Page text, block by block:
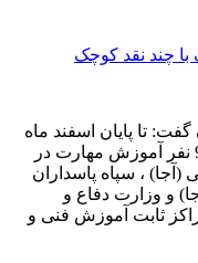
تا پایان اسفند ماه
سال هزار و چهارصد و یک، به 5 هزار و 95 نفر آموزش مهارت در
، سپاه پاسداران
و وزارت دفاع و
ثابت آموزش فنی و